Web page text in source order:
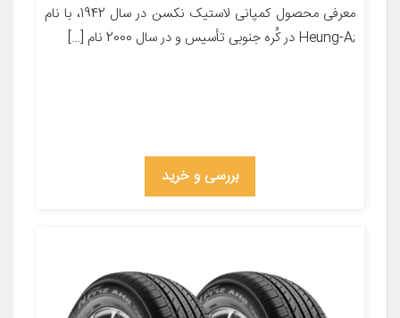
معرفی محصول کمپانی لاستیک نکسن در سال 1942، با نام
;Heung-A در کُره­ جنوبی تأسیس و در سال 2000 نام […]
بررسی و خرید